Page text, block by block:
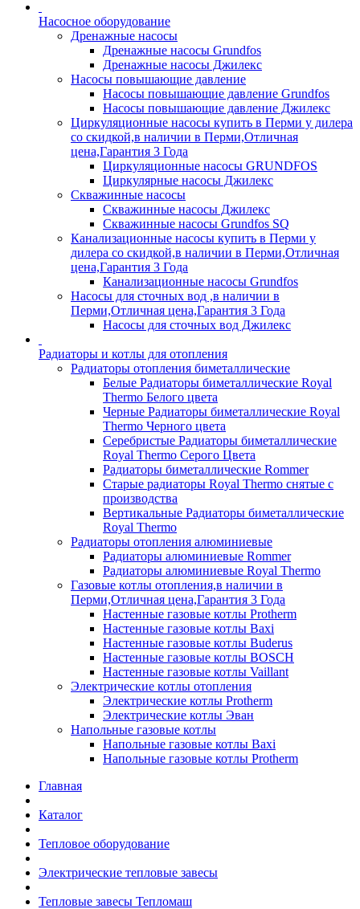
Насосное оборудование
Дренажные насосы
Дренажные насосы Grundfos
Дренажные насосы Джилекс
Насосы повышающие давление
Насосы повышающие давление Grundfos
Насосы повышающие давление Джилекс
Циркуляционные насосы купить в Перми у дилера
со скидкой,в наличии в Перми,Отличная
цена,Гарантия 3 Года
Циркуляционные насосы GRUNDFOS
Циркулярные насосы Джилекс
Скважинные насосы
Скважинные насосы Джилекс
Скважинные насосы Grundfos SQ
Канализационные насосы купить в Перми у
дилера со скидкой,в наличии в Перми,Отличная
цена,Гарантия 3 Года
Канализационные насосы Grundfos
Насосы для сточных вод ,в наличии в
Перми,Отличная цена,Гарантия 3 Года
Насосы для сточных вод Джилекс
Радиаторы и котлы для отопления
Радиаторы отопления биметаллические
Белые Радиаторы биметаллические Royal
Thermo Белого цвета
Черные Радиаторы биметаллические Royal
Thermo Черного цвета
Серебристые Радиаторы биметаллические
Royal Thermo Серого Цвета
Радиаторы биметаллические Rommer
Старые радиаторы Royal Thermo снятые с
производства
Вертикальные Радиаторы биметаллические
Royal Thermo
Радиаторы отопления алюминиевые
Радиаторы алюминиевые Rommer
Радиаторы алюминиевые Royal Thermo
Газовые котлы отопления,в наличии в
Перми,Отличная цена,Гарантия 3 Года
Настенные газовые котлы Protherm
Настенные газовые котлы Baxi
Настенные газовые котлы Buderus
Настенные газовые котлы BOSCH
Настенные газовые котлы Vaillant
Электрические котлы отопления
Электрические котлы Protherm
Электрические котлы Эван
Напольные газовые котлы
Напольные газовые котлы Baxi
Напольные газовые котлы Protherm
Главная
Каталог
Тепловое оборудование
Электрические тепловые завесы
Тепловые завесы Тепломаш